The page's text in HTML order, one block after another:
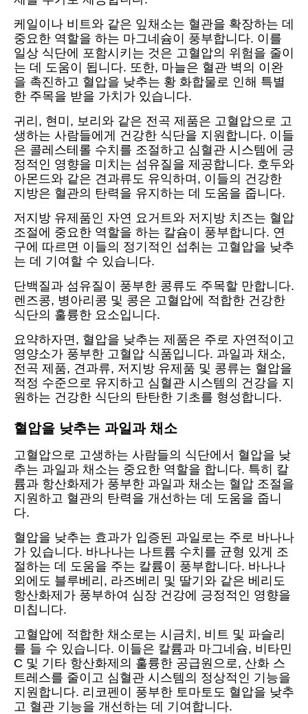
케일이나 비트와 같은 잎채소는 혈관을 확장하는 데
중요한 역할을 하는 마그네슘이 풍부합니다. 이를
일상 식단에 포함시키는 것은 고혈압의 위험을 줄이
는 데 도움이 됩니다. 또한, 마늘은 혈관 벽의 이완
을 촉진하고 혈압을 낮추는 황 화합물로 인해 특별
한 주목을 받을 가치가 있습니다.
귀리, 현미, 보리와 같은 전곡 제품은 고혈압으로 고
생하는 사람들에게 건강한 식단을 지원합니다. 이들
은 콜레스테롤 수치를 조절하고 심혈관 시스템에 긍
정적인 영향을 미치는 섬유질을 제공합니다. 호두와
아몬드와 같은 견과류도 유익하며, 이들의 건강한
지방은 혈관의 탄력을 유지하는 데 도움을 줍니다.
저지방 유제품인 자연 요거트와 저지방 치즈는 혈압
조절에 중요한 역할을 하는 칼슘이 풍부합니다. 연
구에 따르면 이들의 정기적인 섭취는 고혈압을 낮추
는 데 기여할 수 있습니다.
단백질과 섬유질이 풍부한 콩류도 주목할 만합니다.
렌즈콩, 병아리콩 및 콩은 고혈압에 적합한 건강한
식단의 훌륭한 요소입니다.
요약하자면, 혈압을 낮추는 제품은 주로 자연적이고
영양소가 풍부한 고혈압 식품입니다. 과일과 채소,
전곡 제품, 견과류, 저지방 유제품 및 콩류는 혈압을
적정 수준으로 유지하고 심혈관 시스템의 건강을 지
원하는 건강한 식단의 탄탄한 기초를 형성합니다.
혈압을 낮추는 과일과 채소
고혈압으로 고생하는 사람들의 식단에서 혈압을 낮
추는 과일과 채소는 중요한 역할을 합니다. 특히 칼
륨과 항산화제가 풍부한 과일과 채소는 혈압 조절을
지원하고 혈관의 탄력을 개선하는 데 도움을 줍니
다.
혈압을 낮추는 효과가 입증된 과일로는 주로 바나나
가 있습니다. 바나나는 나트륨 수치를 균형 있게 조
절하는 데 도움을 주는 칼륨이 풍부합니다. 바나나
외에도 블루베리, 라즈베리 및 딸기와 같은 베리도
항산화제가 풍부하여 심장 건강에 긍정적인 영향을
미칩니다.
고혈압에 적합한 채소로는 시금치, 비트 및 파슬리
를 들 수 있습니다. 이들은 칼륨과 마그네슘, 비타민
C 및 기타 항산화제의 훌륭한 공급원으로, 산화 스
트레스를 줄이고 심혈관 시스템의 정상적인 기능을
지원합니다. 리코펜이 풍부한 토마토도 혈압을 낮추
고 혈관 기능을 개선하는 데 기여합니다.